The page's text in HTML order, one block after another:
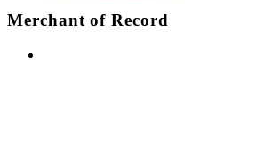
Merchant of Record